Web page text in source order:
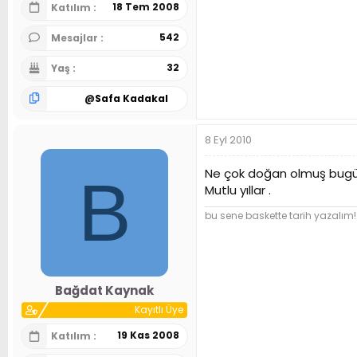
Katılım 18 Tem 2008
Mesajlar 542
Yaş 32
@Safa Kadakal
B
Bağdat Kaynak
Kayıtlı Üye
Katılım
19 Kas 2008
8 Eyl 2010
Ne çok doğan olmuş
Mutlu yıllar .
bu sene baskette tarih yazalım!